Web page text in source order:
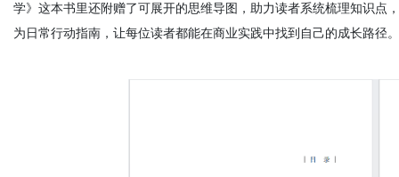
学》 这本书里还附赠了可展开的思维导图，助力读者系统梳理知识点
为日常行动指南，让每位读者都能在商业实践中找到自己的成长路径。